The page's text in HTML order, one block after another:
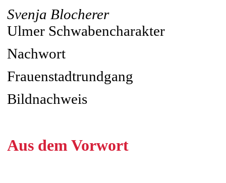
Svenja Blocherer
Ulmer Schwabencharakter
Nachwort
Frauenstadtrundgang
Bildnachweis
Aus dem Vorwort